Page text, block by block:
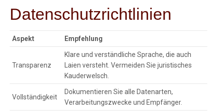
Datenschutzrichtlinien
Aspekt Empfehlung
Transparenz
Klare und verständliche Sprache, die auch
Laien versteht. Vermeiden Sie juristisches
Kauderwelsch.
Vollständigkeit
Dokumentieren Sie alle Datenarten,
Verarbeitungszwecke und Empfänger.